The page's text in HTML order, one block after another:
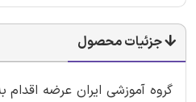
جزئیات محصول
گروه آموزشی ایران عرضه اقدام